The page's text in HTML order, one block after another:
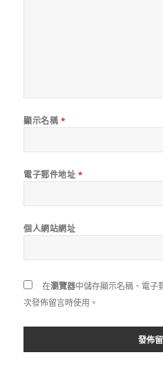
顯示名稱 *
電子郵件地址 *
個人網站網址
在瀏覽器中儲存顯示名稱、電子
次發佈留言時使用。